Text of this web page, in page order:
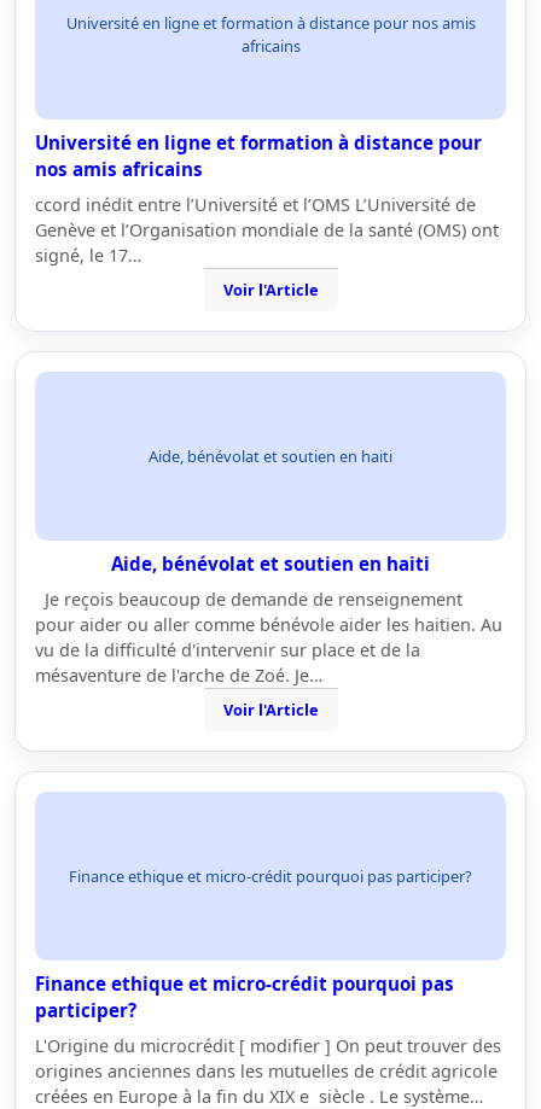
Université en ligne et formation à distance pour nos amis
africains
Université en ligne et formation à distance pour
nos amis africains
ccord inédit entre l’Université et l’OMS L’Université de
Genève et l’Organisation mondiale de la santé (OMS) ont
signé, le 17…
Voir l'Article
Aide, bénévolat et soutien en haiti
Aide, bénévolat et soutien en haiti
Je reçois beaucoup de demande de renseignement
pour aider ou aller comme bénévole aider les haitien. Au
vu de la difficulté d'intervenir sur place et de la
mésaventure de l'arche de Zoé. Je…
Voir l'Article
Finance ethique et micro-crédit pourquoi pas participer?
Finance ethique et micro-crédit pourquoi pas
participer?
L'Origine du microcrédit [ modifier ] On peut trouver des
origines anciennes dans les mutuelles de crédit agricole
créées en Europe à la fin du XIX e siècle . Le système…